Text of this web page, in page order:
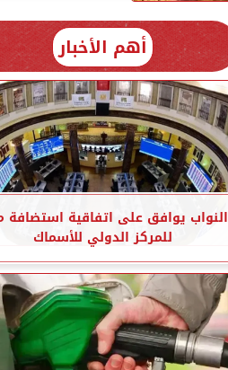
أهم الأخبار
النواب يوافق على اتفاقية
للمركز الدولي للأسماك